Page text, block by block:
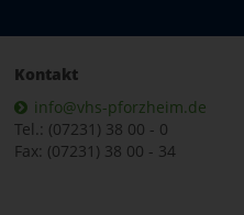
Kontakt
info@vhs-pforzheim.de
Tel.: (07231) 38 00 - 0
Fax: (07231) 38 00 - 34